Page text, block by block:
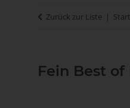
Zurück zur Liste
Fein Best of